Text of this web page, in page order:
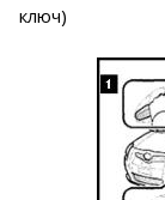
ключ)